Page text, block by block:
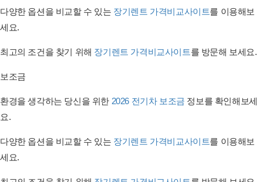
다양한 옵션을 비교할 수 있는 장기렌트 가격비교사이트를 이용해보
세요.
최고의 조건을 찾기 위해 장기렌트 가격비교사이트를 방문해 보세요.
보조금
환경을 생각하는 당신을 위한 2026 전기차 보조금 정보를 확인해보세
요.
다양한 옵션을 비교할 수 있는 장기렌트 가격비교사이트를 이용해보
세요.